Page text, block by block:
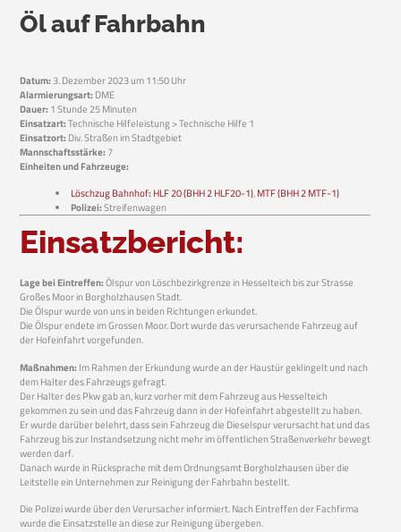
Öl auf Fahrbahn
Datum:3. Dezember 2023 um 11:50 Uhr
Alarmierungsart:DME
Dauer:1 Stunde 25 Minuten
Einsatzart:Technische Hilfeleistung > Technische Hilfe 1
Einsatzort:Div. Straßen im Stadtgebiet
Mannschaftsstärke:7
Einheiten und Fahrzeuge:
Löschzug Bahnhof: HLF 20 (BHH 2 HLF20-1),MTF (BHH 2 MTF-1)
Polizei:Streifenwagen
Einsatzbericht:
Lage bei Eintreffen:Ölspur von Löschbezirkgrenze in Hesselteich bis zur Strasse
Großes Moor in Borgholzhausen Stadt.
Die Ölspur wurde von uns in beiden Richtungen erkundet.
Die Ölspur endete im Grossen Moor. Dort wurde das verursachende Fahrzeug auf
der Hofeinfahrt vorgefunden.
Maßnahmen:Im Rahmen der Erkundung wurde an der Haustür geklingelt und nach
dem Halter des Fahrzeugs gefragt.
Der Halter des Pkw gab an, kurz vorher mit dem Fahrzeug aus Hesselteich
gekommen zu sein und das Fahrzeug dann in der Hofeinfahrt abgestellt zu haben.
Er wurde darüber belehrt, dass sein Fahrzeug die Dieselspur verursacht hat und das
Fahrzeug bis zur Instandsetzung nicht mehr im öffentlichen Straßenverkehr bewegt
werden darf.
Danach wurde in Rücksprache mit dem Ordnungsamt Borgholzhausen über die
Leitstelle ein Unternehmen zur Reinigung der Fahrbahn bestellt.
Die Polizei wurde über den Verursacher informiert. Nach Eintreffen der Fachfirma
wurde die Einsatzstelle an diese zur Reinigung übergeben.